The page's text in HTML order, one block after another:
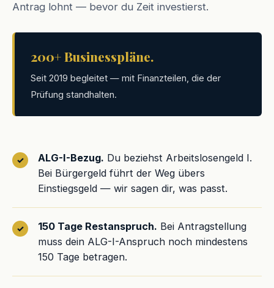
Antrag lohnt — bevor du Zeit investierst.
200+ Businesspläne.
Seit 2019 begleitet — mit Finanzteilen, die der
Prüfung standhalten.
ALG-I-Bezug. Du beziehst Arbeitslosengeld I.
Bei Bürgergeld führt der Weg übers
Einstiegsgeld — wir sagen dir, was passt.
150 Tage Restanspruch. Bei Antragstellung
muss dein ALG-I-Anspruch noch mindestens
150 Tage betragen.